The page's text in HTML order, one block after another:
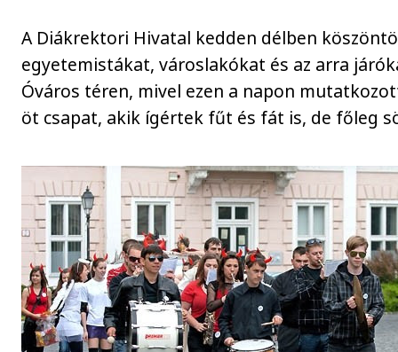
A Diákrektori Hivatal kedden délben
egyetemistákat, városlakókat és az arra
Óváros téren, mivel ezen a napon
öt csapat, akik ígértek fűt és fát is, de főleg